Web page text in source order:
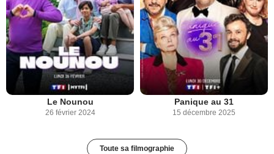
Le Nounou
26 février 2024
Panique au 31
15 décembre 2025
Toute sa filmographie